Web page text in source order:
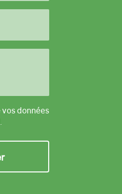
données